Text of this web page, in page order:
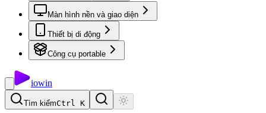
Màn hình nền và giao diện
Thiết bị di động
Công cụ portable
iowin
Tìm kiếmCtrl K